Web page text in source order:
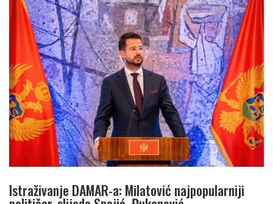
Istraživanje DAMAR-a: Milatović najpopularniji